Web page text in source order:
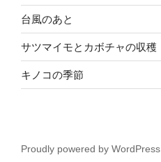
台風のあと
サツマイモとカボチャの収穫
キノコの季節
Proudly powered by WordPress